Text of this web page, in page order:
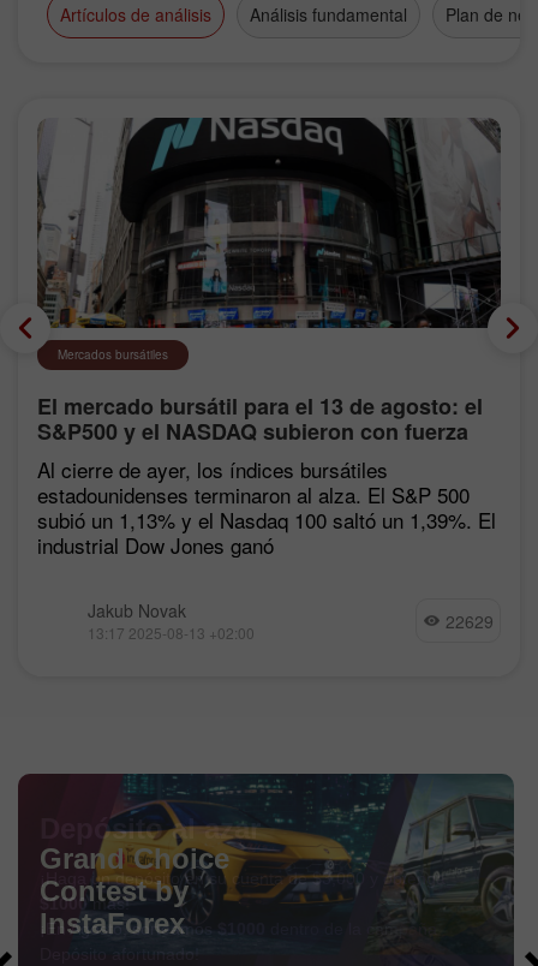
Artículos de análisis Análisis fundamental Plan de
Mercados bursátiles
El mercado bursátil para el 13 de agosto: el
S&P500 y el NASDAQ subieron con fuerza
tras las estadísticas de inflación
Al cierre de ayer, los índices bursátiles
estadounidenses terminaron al alza. El S&P 500
subió un 1,13% y el Nasdaq 100 saltó un 1,39%. El
industrial Dow Jones ganó
Jakub Novak
13:17 2025-08-13 +02:00 22629
Depósito al azar
¡Haga un depósito en su cuenta de $3,000 y obtenga
$1000más!
¡En Agosto, sorteamos $1000
Depósito afortunado!